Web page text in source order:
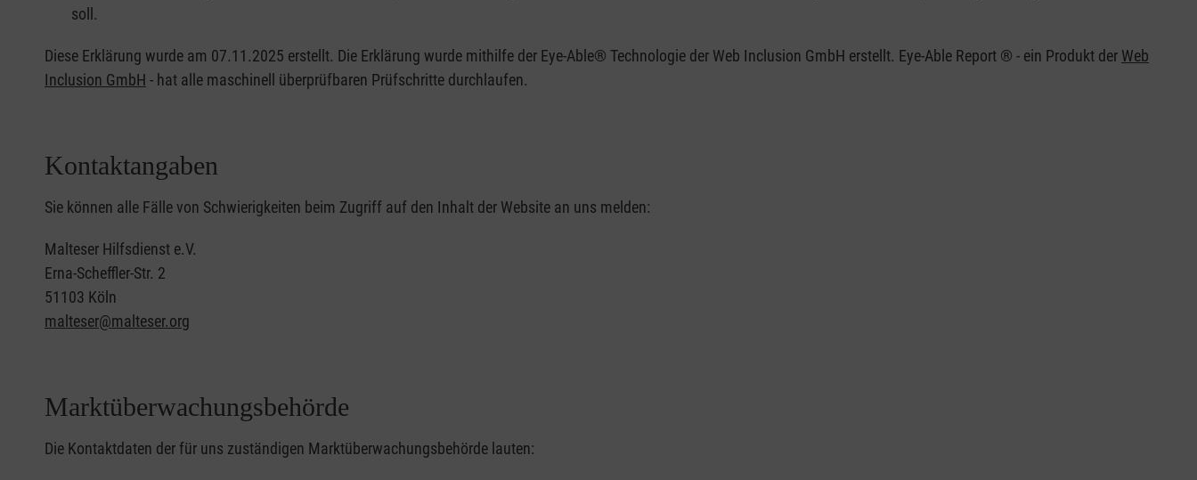
soll.
Diese Erklärung wurde am 07.11.2025 erstellt. Die Erklärung wurde mithilfe der Eye-Able® Technologie der Web Inclusion GmbH erstellt. Eye-Able Report ® - ein Produkt der Web
Inclusion GmbH - hat alle maschinell überprüfbaren Prüfschritte durchlaufen.
Kontaktangaben
Sie können alle Fälle von Schwierigkeiten beim Zugriff auf den Inhalt der Website an uns melden:
Malteser Hilfsdienst e.V.
Erna-Scheffler-Str. 2
51103 Köln
malteser@malteser.org
Marktüberwachungsbehörde
Die Kontaktdaten der für uns zuständigen Marktüberwachungsbehörde lauten: